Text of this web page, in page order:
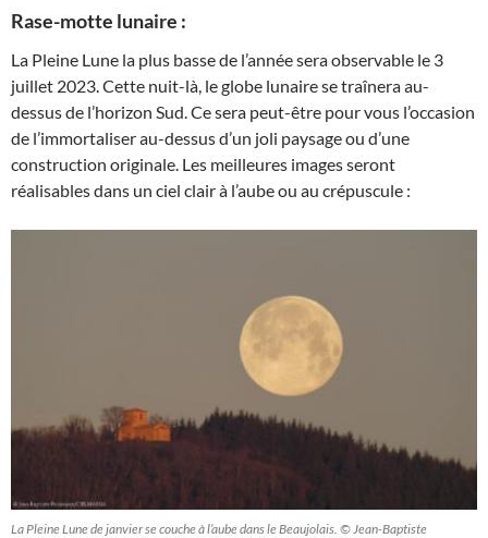
Rase-motte lunaire :
La Pleine Lune la plus basse de l’année sera observable le 3
juillet 2023. Cette nuit-là, le globe lunaire se traînera au-
dessus de l’horizon Sud. Ce sera peut-être pour vous l’occasion
de l’immortaliser au-dessus d’un joli paysage ou d’une
construction originale. Les meilleures images seront
réalisables dans un ciel clair à l’aube ou au crépuscule :
La Pleine Lune de janvier se couche à l’aube dans le Beaujolais. © Jean-Baptiste